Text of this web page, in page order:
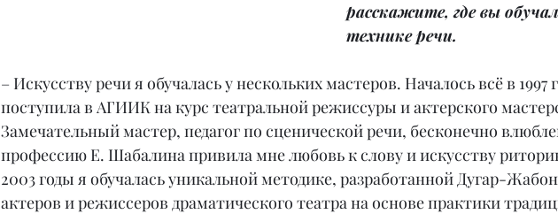
расскажите, где вы
технике речи.
– Искусству речи я обучалась у нескольких мастеров. Началось всё в 1997
поступила в АГИИК на курс театральной режиссуры и актерского
Замечательный мастер, педагог по сценической речи, бесконечно
профессию Е. Шабалина привила мне любовь к слову и искусству
2003 годы я обучалась уникальной методике, разработанной Дугар-
актеров и режиссеров драматического театра на основе практики